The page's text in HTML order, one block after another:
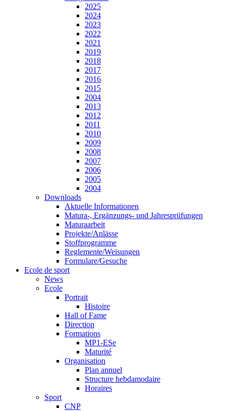
2025
2024
2023
2022
2021
2019
2018
2017
2016
2015
2004
2013
2012
2011
2010
2009
2008
2007
2006
2005
2004
Downloads
Aktuelle Informationen
Matura-, Ergänzungs- und Jahresprüfungen
Maturaarbeit
Projekte/Anlässe
Stoffprogramme
Reglemente/Weisungen
Formulare/Gesuche
Ecole de sport
News
Ecole
Portrait
Histoire
Hall of Fame
Direction
Formations
MP1-ESe
Maturité
Organisation
Plan annuel
Structure hebdamodaire
Horaires
Sport
CNP